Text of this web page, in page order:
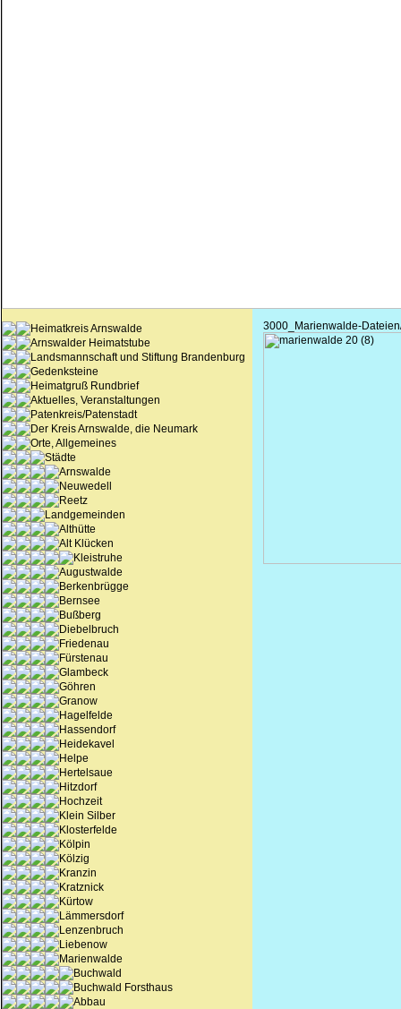
Heimatkreis Arnswalde
Arnswalder Heimatstube
Landsmannschaft und Stiftung Brandenburg
Gedenksteine
Heimatgruß Rundbrief
Aktuelles, Veranstaltungen
Patenkreis/Patenstadt
Der Kreis Arnswalde, die Neumark
Orte, Allgemeines
Städte
Arnswalde
Neuwedell
Reetz
Landgemeinden
Althütte
Alt Klücken
Kleistruhe
Augustwalde
Berkenbrügge
Bernsee
Bußberg
Diebelbruch
Friedenau
Fürstenau
Glambeck
Göhren
Granow
Hagelfelde
Hassendorf
Heidekavel
Helpe
Hertelsaue
Hitzdorf
Hochzeit
Klein Silber
Klosterfelde
Kölpin
Kölzig
Kranzin
Kratznick
Kürtow
Lämmersdorf
Lenzenbruch
Liebenow
Marienwalde
Buchwald
Buchwald Forsthaus
Abbau
3000_Marienwalde-